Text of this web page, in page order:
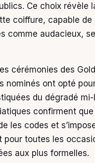
Ce choix révèle
coiffure, capable de
comme audacieux,
cérémonies des
nominés ont opté
du dégradé mi-
confirment
les codes et
pour toutes les
aux plus formelles.